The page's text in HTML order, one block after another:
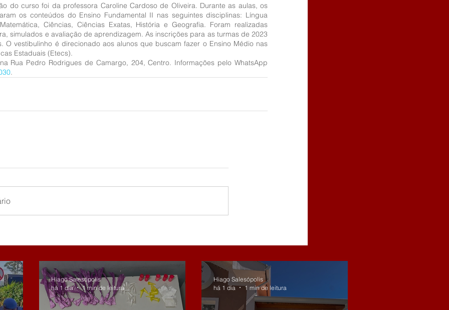
do curso foi da professora Caroline Cardoso de Oliveira. Durante as aulas, os
os conteúdos do Ensino Fundamental II nas seguintes disciplinas: Língua
Ciências, Ciências Exatas, História e Geografia. Foram realizadas
simulados e avaliação de aprendizagem. As inscrições para as turmas de 2023
O vestibulinho é direcionado aos alunos que buscam fazer o Ensino Médio nas
Estaduais (Etecs).
Rua Pedro Rodrigues de Camargo, 204, Centro. Informações pelo WhatsApp
.
Hiago Salesópolis
há 1 dia
1 min de leitura
Hiago Salesópolis
há 1 dia
1 min de leitura